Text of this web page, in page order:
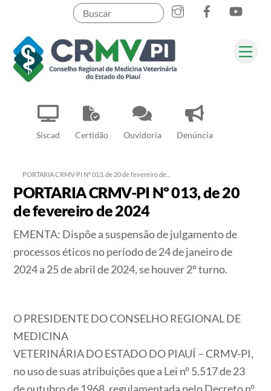
content
Siscad Certidão Ouvidoria Denúncia
InstagramFacebook
Pesquisar
PORTARIA CRMV-PI Nº 013, de 20 de fevereiro de...
PORTARIA CRMV-PI Nº 013, de 20
de fevereiro de 2024
EMENTA: Dispõe a suspensão de julgamento de
processos éticos no período de 24 de janeiro de
2024 a 25 de abril de 2024, se houver 2º turno.
O PRESIDENTE DO CONSELHO REGIONAL DE
MEDICINA
VETERINÁRIA DO ESTADO DO PIAUÍ – CRMV-PI,
no uso de suas atribuições que a Lei n° 5.517 de 23